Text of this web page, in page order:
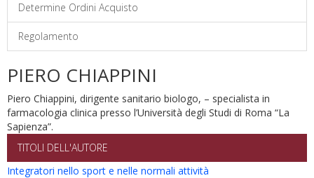
Determine Ordini Acquisto
Regolamento
PIERO CHIAPPINI
Piero Chiappini, dirigente sanitario biologo, – specialista in
farmacologia clinica presso l’Università degli Studi di Roma “La
Sapienza”.
TITOLI DELL'AUTORE
Integratori nello sport e nelle normali attività